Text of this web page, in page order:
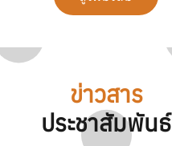
ข่าวสาร
ประชาสัมพันธ์